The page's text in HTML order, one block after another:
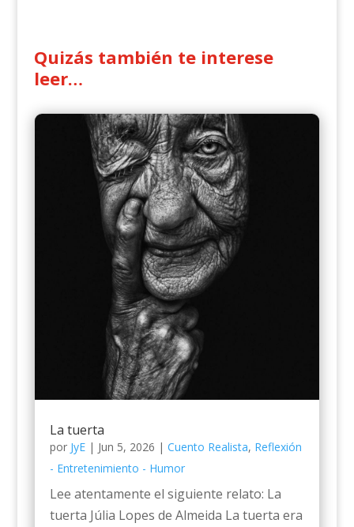
Quizás también te interese
leer…
La tuerta
por JyE| Jun 5, 2026 | Cuento Realista, Reflexión
- Entretenimiento - Humor
Lee atentamente el siguiente relato: La
tuerta Júlia Lopes de Almeida La tuerta era